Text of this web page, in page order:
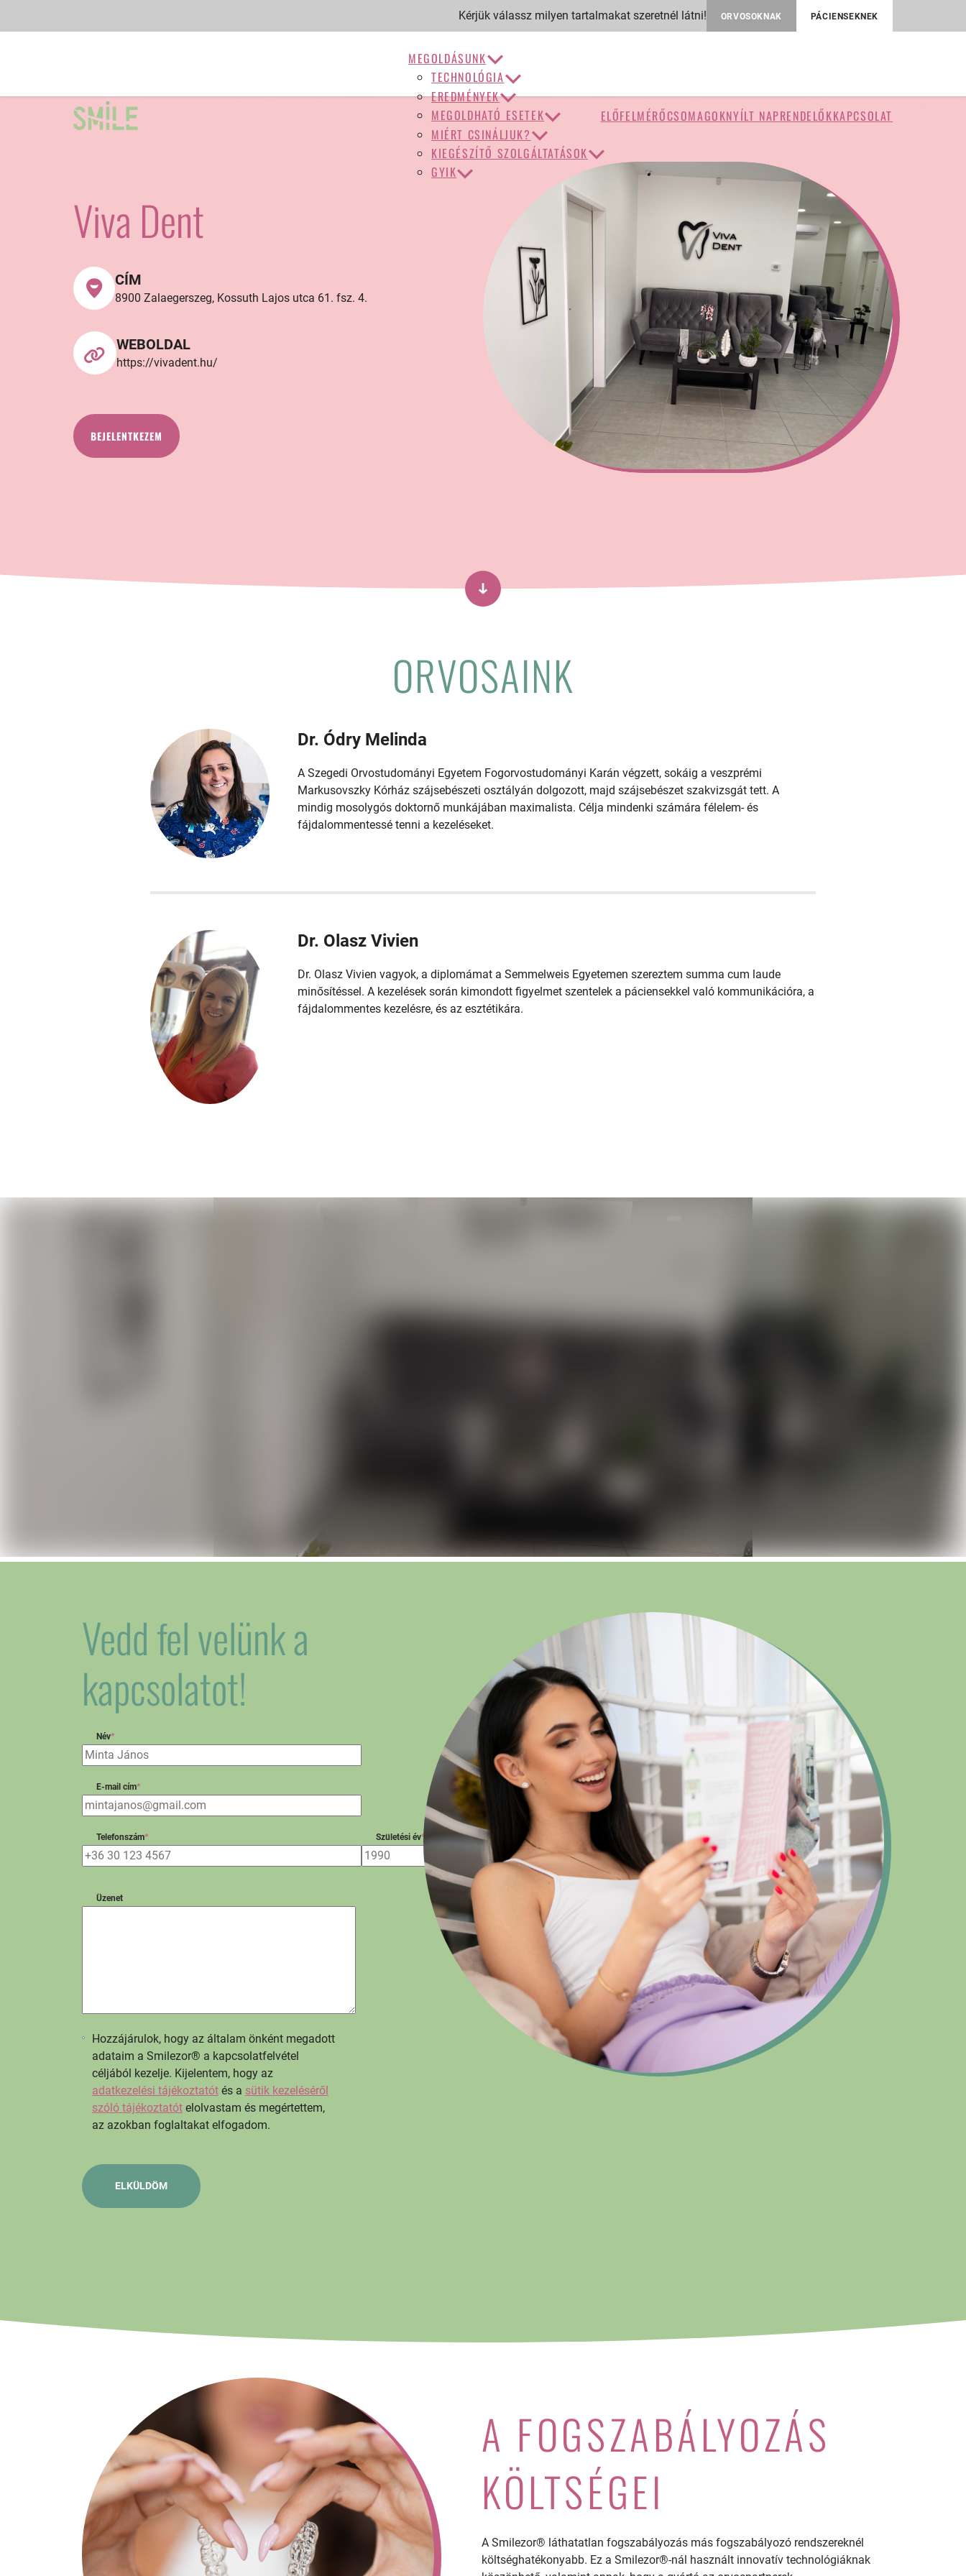
Kérjük válassz milyen tartalmakat szeretnél látni! ORVOSOKNAK PÁCIENSEKNEK
MEGOLDÁSUNK
TECHNOLÓGIA
EREDMÉNYEK
MEGOLDHATÓ ESETEK
MIÉRT CSINÁLJUK?
KIEGÉSZÍTŐ SZOLGÁLTATÁSOK
GYIK
ELŐFELMÉRŐCSOMAGOKNYÍLT NAPRENDELŐKKAPCSOLAT
Viva Dent
CÍM
8900 Zalaegerszeg, Kossuth Lajos utca 61. fsz. 4.
WEBOLDAL
https://vivadent.hu/
BEJELENTKEZEM
ORVOSAINK
Dr. Ódry Melinda
A Szegedi Orvostudományi Egyetem Fogorvostudományi Karán végzett, sokáig a veszprémi
Markusovszky Kórház szájsebészeti osztályán dolgozott, majd szájsebészet szakvizsgát tett. A
mindig mosolygós doktornő munkájában maximalista. Célja mindenki számára félelem- és
fájdalommentessé tenni a kezeléseket.
Dr. Olasz Vivien
Dr. Olasz Vivien vagyok, a diplomámat a Semmelweis Egyetemen szereztem summa cum laude
minősítéssel. A kezelések során kimondott figyelmet szentelek a páciensekkel való kommunikációra, a
fájdalommentes kezelésre, és az esztétikára.
Vedd fel velünk a
kapcsolatot!
Név*
E-mail cím*
Telefonszám* Születési év*
Üzenet
Hozzájárulok, hogy az általam önként megadott
adataim a Smilezor® a kapcsolatfelvétel
céljából kezelje. Kijelentem, hogy az
adatkezelési tájékoztatótés a sütik kezeléséről
szóló tájékoztatótelolvastam és megértettem,
az azokban foglaltakat elfogadom.
A FOGSZABÁLYOZÁS
KÖLTSÉGEI
A Smilezor® láthatatlan fogszabályozás más fogszabályozó rendszereknél
költséghatékonyabb. Ez a Smilezor®-nál használt innovatív technológiáknak